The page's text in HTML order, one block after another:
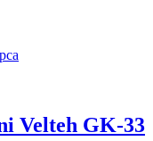
Velteh GK-33